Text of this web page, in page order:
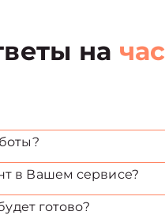
на
в Вашем сервисе?
готово?